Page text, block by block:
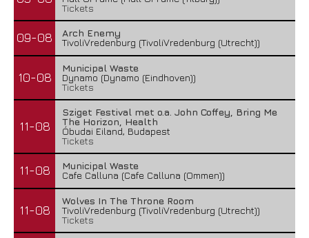
Tickets
09-08
Arch Enemy
TivoliVredenburg (TivoliVredenburg (Utrecht))
10-08
Municipal Waste
Dynamo (Dynamo (Eindhoven))
Tickets
11-08
Sziget Festival met o.a. John Coffey, Bring Me
The Horizon, Health
Óbudai Eiland, Budapest
Tickets
11-08
Municipal Waste
Cafe Calluna (Cafe Calluna (Ommen))
11-08
Wolves In The Throne Room
TivoliVredenburg (TivoliVredenburg (Utrecht))
Tickets